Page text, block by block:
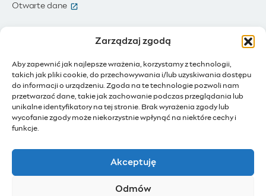
Zarządzaj zgodą
Aby zapewnić jak najlepsze wrażenia, korzystamy z technologii,
takich jak pliki cookie, do przechowywania i/lub uzyskiwania dostępu
do informacji o urządzeniu. Zgoda na te technologie pozwoli nam
przetwarzać dane, takie jak zachowanie podczas przeglądania lub
unikalne identyfikatory na tej stronie. Brak wyrażenia zgody lub
wycofanie zgody może niekorzystnie wpłynąć na niektóre cechy i
funkcje.
Akceptuję
Odmów
Otwarte dane
IoT - Internet rzeczy (otwiera się w nowym oknie)
BIP - Biuletyn Informacji Publicznej (otwiera się w nowym oknie)
Działam dla Warszawy
Budżet Obywatelski (otwiera się w nowym oknie)
Konsultacje społeczne